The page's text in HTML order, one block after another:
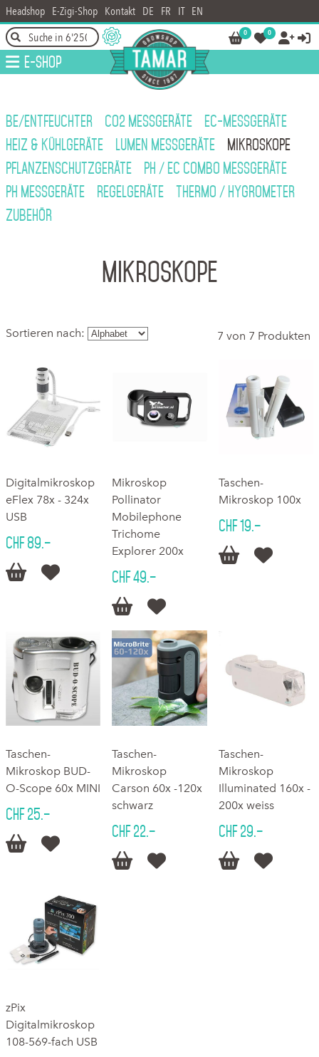
Headshop E-Zigi-Shop Kontakt DE FR IT EN
0 0  
E-Shop
BE/ENTFEUCHTER CO2 MESSGERÄTE
EC-MESSGERÄTE
HEIZ & KÜHLGERÄTE
LUMEN MESSGERÄTE
MIKROSKOPE
PFLANZENSCHUTZGERÄTE
PH / EC COMBO MESSGERÄTE
PH MESSGERÄTE
REGELGERÄTE
THERMO / HYGROMETER
ZUBEHÖR
Mikroskope
Sortieren nach: 7 von 7 Produkten
Digitalmikroskop
eFlex 78x - 324x
USB
CHF 89.–
 
Mikroskop
Pollinator
Mobilephone
Trichome
Explorer 200x
CHF 49.–
 
Taschen-
Mikroskop 100x
CHF 19.–
 
Taschen-
Mikroskop BUD-
O-Scope 60x MINI
CHF 25.–
 
Taschen-
Mikroskop
Carson 60x -120x
schwarz
CHF 22.–
 
Taschen-
Mikroskop
Illuminated 160x -
200x weiss
CHF 29.–
 
zPix
Digitalmikroskop
108-569-fach USB